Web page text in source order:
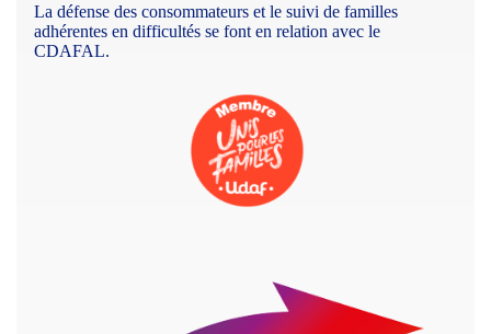
La défense des consommateurs et le suivi de familles
adhérentes en difficultés se font en relation avec le
CDAFAL.